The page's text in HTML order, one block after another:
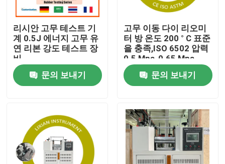
집
VR 쇼
리시안 고무 테스트 기
계 0.5J 에너지 고무 유
연 리본 강도 테스트 장
비
문의 보내기
고무 이동 다이 리오미
터 방 온도 200 ° C 표준
을 충족,ISO 6502 압력
0.5 Mpa-0.65 Mpa
문의 보내기